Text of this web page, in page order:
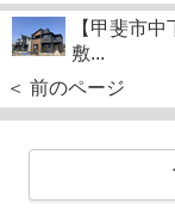
【甲斐市中
敷...
＜ 前のページ